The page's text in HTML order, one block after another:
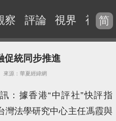
察 評論 視界 視頻
简
促統同步推進
來源：華夏經緯網
：據香港“中評社”快評指
灣法學研究中心主任馮霞與